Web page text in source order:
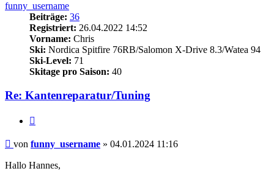
funny_username
Beiträge: 36
Registriert: 26.04.2022 14:52
Vorname: Chris
Ski: Nordica Spitfire 76RB/Salomon X-Drive 8.3/Watea 94
Ski-Level: 71
Skitage pro Saison: 40
Re: Kantenreparatur/Tuning
Beitrag
von funny_username » 04.01.2024 11:16
Hallo Hannes,